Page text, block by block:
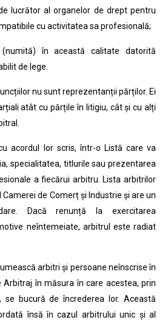
lucrător al organelor de drept pentru
cu activitatea sa profesională;
în această calitate datorită
de lege.
nu sunt reprezentanții părților. Ei
atât cu părțile în litigiu, cât și cu alți
acordul lor scris, într-o Listă care va
specialitatea, titlurile sau prezentarea
a fiecărui arbitru. Lista arbitrilor
de Comerț și Industrie și are un
Dacă renunță la exercitarea
neîntemeiate, arbitrul este radiat
arbitri și persoane neînscrise în
Arbitraj în măsura în care acestea, prin
bucură de încrederea lor. Această
însă în cazul arbitrului unic și al